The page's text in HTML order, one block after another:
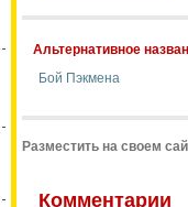
Альтернативное
Бой Пэкмена
Разместить на своем
Комментарии